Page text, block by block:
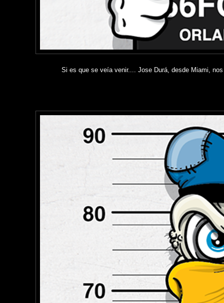
Si es que se veía venir.... Jose Durá, desde Miami,